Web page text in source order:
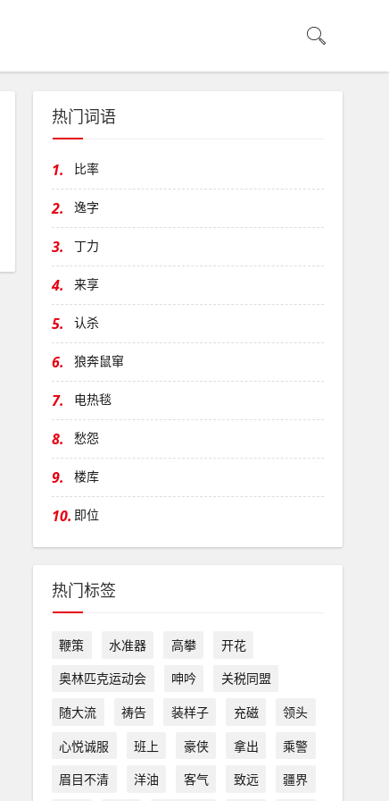
热门词语
1. 比率
2. 逸字
3. 丁力
4. 来享
5. 认杀
6. 狼奔鼠窜
7. 电热毯
8. 愁怨
9. 楼库
10. 即位
热门标签
鞭策 水准器 高攀
开花
奥林匹克运动会
呻吟
关税同盟
随大流
祷告 装样子 充磁
领头
心悦诚服
班上 豪侠 拿出
乘警
眉目不清
洋油 客气 致远 疆界